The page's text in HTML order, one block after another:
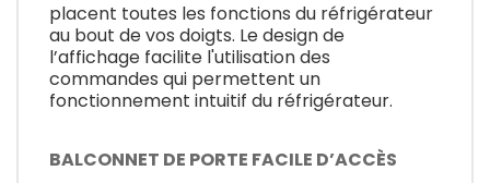
placent toutes les fonctions du réfrigérateur
au bout de vos doigts. Le design de
l’affichage facilite l'utilisation des
commandes qui permettent un
fonctionnement intuitif du réfrigérateur.
BALCONNET DE PORTE FACILE D’ACCÈS